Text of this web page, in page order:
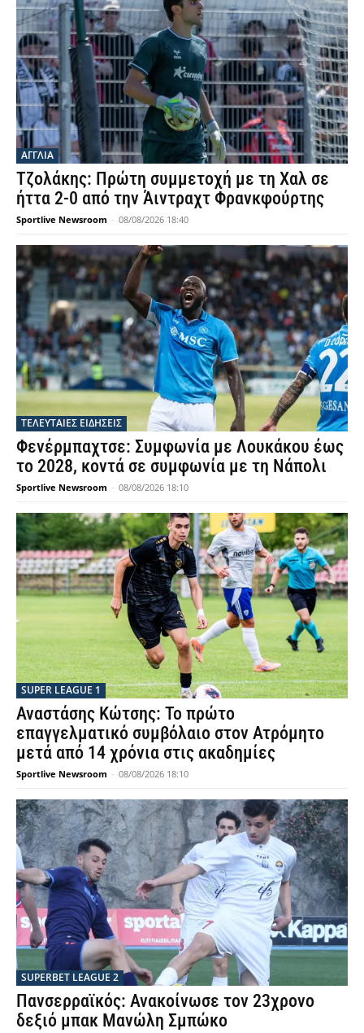
ΑΓΓΛΙΑ
Τζολάκης: Πρώτη συμμετοχή με τη Χαλ σε
ήττα 2-0 από την Άιντραχτ Φρανκφούρτης
Sportlive Newsroom - 08/08/2026 18:40
ΤΕΛΕΥΤΑΙΕΣ ΕΙΔΗΣΕΙΣ
Φενέρμπαχτσε: Συμφωνία με Λουκάκου έως
το 2028, κοντά σε συμφωνία με τη Νάπολι
Sportlive Newsroom - 08/08/2026 18:10
SUPER LEAGUE 1
Αναστάσης Κώτσης: Το πρώτο
επαγγελματικό συμβόλαιο στον Ατρόμητο
μετά από 14 χρόνια στις ακαδημίες
Sportlive Newsroom - 08/08/2026 18:10
SUPERBET LEAGUE 2
Πανσερραϊκός: Ανακοίνωσε τον 23χρονο
δεξιό μπακ Μανώλη Σμπώκο